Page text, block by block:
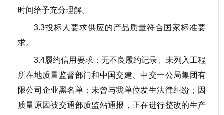
时间给予充分理解。
3.3投标人要求供应的产品质量符合国家标准要
求。
3.4履约信用要求：无不良履约记录、未列入工程
所在地质量监督部门和中国交建、中交一公局集团有
限公司企业黑名单；未曾与我单位发生法律纠纷；因
质量原因被交通部质监站通报，正在进行整改的生产